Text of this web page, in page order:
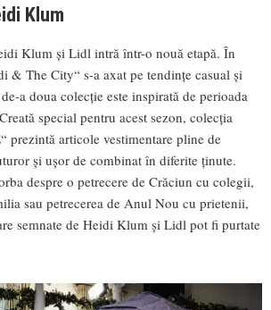
Klum
Klum și Lidl intră într-o nouă etapă. În
& The City“ s-a axat pe tendințe casual și
a doua colecție este inspirată de perioada
special pentru acest sezon, colecția
prezintă articole vestimentare pline de
și ușor de combinat în diferite ținute.
despre o petrecere de Crăciun cu colegii,
sau petrecerea de Anul Nou cu prietenii,
semnate de Heidi Klum și Lidl pot fi purtate